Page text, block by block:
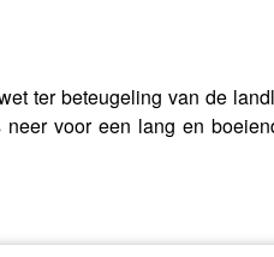
ter beteugeling van de
voor een lang en